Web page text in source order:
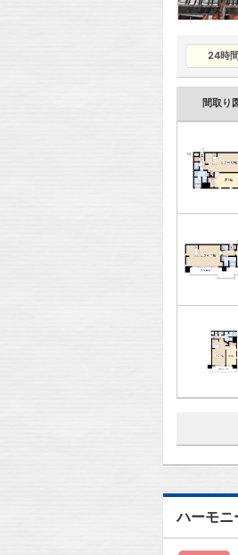
24時
間取り
ハーモニ